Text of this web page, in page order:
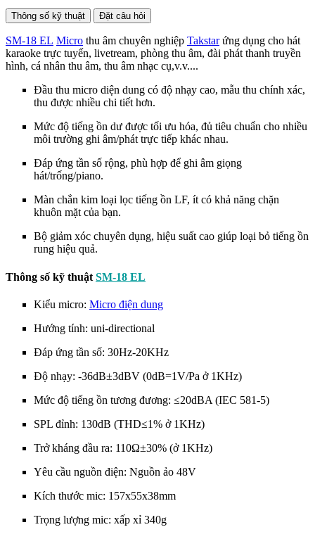
Thông số kỹ thuật Đặt câu hỏi
SM-18 EL Micro thu âm chuyên nghiệp Takstarứng dụng cho hát
karaoke trực tuyến, livetream, phòng thu âm, đài phát thanh truyền
hình, cá nhân thu âm, thu âm nhạc cụ,v.v....
Đầu thu micro diện dung có độ nhạy cao, mẫu thu chính xác,
thu được nhiều chi tiết hơn.
Mức độ tiếng ồn dư được tối ưu hóa, đủ tiêu chuẩn cho nhiều
môi trường ghi âm/phát trực tiếp khác nhau.
Đáp ứng tần số rộng, phù hợp để ghi âm giọng
hát/trống/piano.
Màn chắn kim loại lọc tiếng ồn LF, ít có khả năng chặn
khuôn mặt của bạn.
Bộ giảm xóc chuyên dụng, hiệu suất cao giúp loại bỏ tiếng ồn
rung hiệu quả.
Thông số kỹ thuật SM-18 EL
Kiểu micro: Micro điện dung
Hướng tính: uni-directional
Đáp ứng tần số: 30Hz-20KHz
Độ nhạy: -36dB±3dBV (0dB=1V/Pa ở 1KHz)
Mức độ tiếng ồn tương đương: ≤20dBA (IEC 581-5)
SPL đỉnh: 130dB (THD≤1% ở 1KHz)
Trở kháng đầu ra: 110Ω±30% (ở 1KHz)
Yêu cầu nguồn điện: Nguồn ảo 48V
Kích thước mic: 157x55x38mm
Trọng lượng mic: xấp xỉ 340g